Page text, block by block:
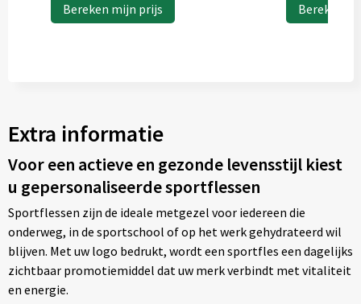
Bereken mijn prijs Bereken
Extra informatie
Voor een actieve en gezonde levensstijl kiest
u gepersonaliseerde sportflessen
Sportflessen zijn de ideale metgezel voor iedereen die
onderweg, in de sportschool of op het werk gehydrateerd wil
blijven. Met uw logo bedrukt, wordt een sportfles een dagelijks
zichtbaar promotiemiddel dat uw merk verbindt met vitaliteit
en energie.